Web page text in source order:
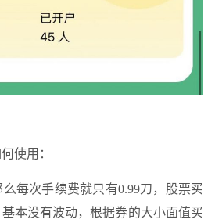
使用：
每次手续费就只有0.99刀，股票买
本没有波动，根据券的大小面值买